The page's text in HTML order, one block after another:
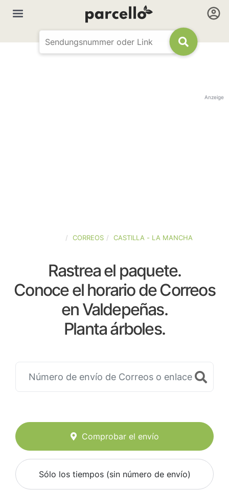
Anzeige
CORREOS CASTILLA - LA MANCHA
Rastrea el paquete.
Conoce el horario de Correos
en Valdepeñas.
Planta árboles.
Comprobar el envío
Sólo los tiempos (sin número de envío)